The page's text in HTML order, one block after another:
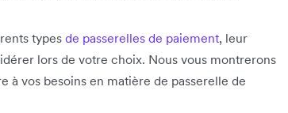
types de passerelles de paiement, leur
lors de votre choix. Nous vous montrerons
vos besoins en matière de passerelle de